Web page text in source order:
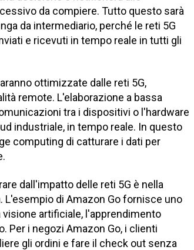
da compiere. Tutto questo sarà
da intermediario, perché le reti 5G
e ricevuti in tempo reale in tutti gli
ottimizzate dalle reti 5G,
remote. L'elaborazione a bassa
tra i dispositivi o l'hardware
industriale, in tempo reale. In questo
computing di catturare i dati per
dall'impatto delle reti 5G è nella
di Amazon Go fornisce uno
artificiale, l'apprendimento
Per i negozi Amazon Go, i clienti
gli ordini e fare il check out senza